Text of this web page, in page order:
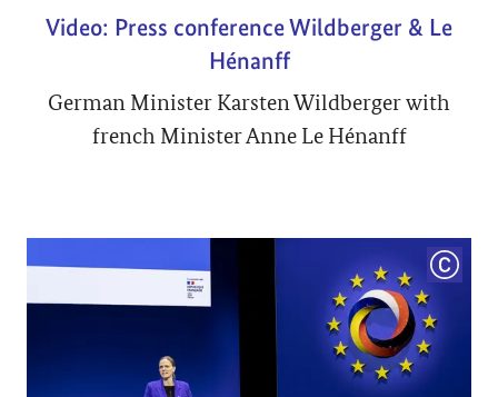
Video: Press conference Wildberger & Le
Hénanff
German Minister Karsten Wildberger with
french Minister Anne Le Hénanff